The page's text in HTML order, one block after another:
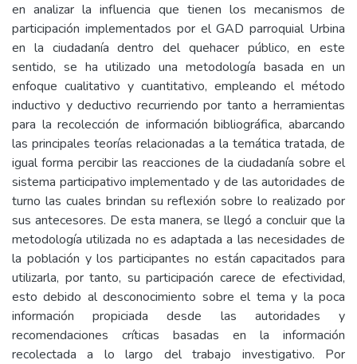
en analizar la influencia que tienen los mecanismos de
participación implementados por el GAD parroquial Urbina
en la ciudadanía dentro del quehacer público, en este
sentido, se ha utilizado una metodología basada en un
enfoque cualitativo y cuantitativo, empleando el método
inductivo y deductivo recurriendo por tanto a herramientas
para la recolección de información bibliográfica, abarcando
las principales teorías relacionadas a la temática tratada, de
igual forma percibir las reacciones de la ciudadanía sobre el
sistema participativo implementado y de las autoridades de
turno las cuales brindan su reflexión sobre lo realizado por
sus antecesores. De esta manera, se llegó a concluir que la
metodología utilizada no es adaptada a las necesidades de
la población y los participantes no están capacitados para
utilizarla, por tanto, su participación carece de efectividad,
esto debido al desconocimiento sobre el tema y la poca
información propiciada desde las autoridades y
recomendaciones críticas basadas en la información
recolectada a lo largo del trabajo investigativo. Por